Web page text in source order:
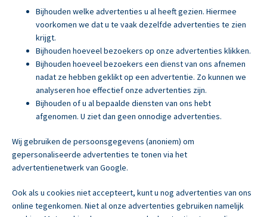
Bijhouden welke advertenties u al heeft gezien. Hiermee
voorkomen we dat u te vaak dezelfde advertenties te zien
krijgt.
Bijhouden hoeveel bezoekers op onze advertenties klikken.
Bijhouden hoeveel bezoekers een dienst van ons afnemen
nadat ze hebben geklikt op een advertentie. Zo kunnen we
analyseren hoe effectief onze advertenties zijn.
Bijhouden of u al bepaalde diensten van ons hebt
afgenomen. U ziet dan geen onnodige advertenties.
Wij gebruiken de persoonsgegevens (anoniem) om
gepersonaliseerde advertenties te tonen via het
advertentienetwerk van Google.
Ook als u cookies niet accepteert, kunt u nog advertenties van ons
online tegenkomen. Niet al onze advertenties gebruiken namelijk